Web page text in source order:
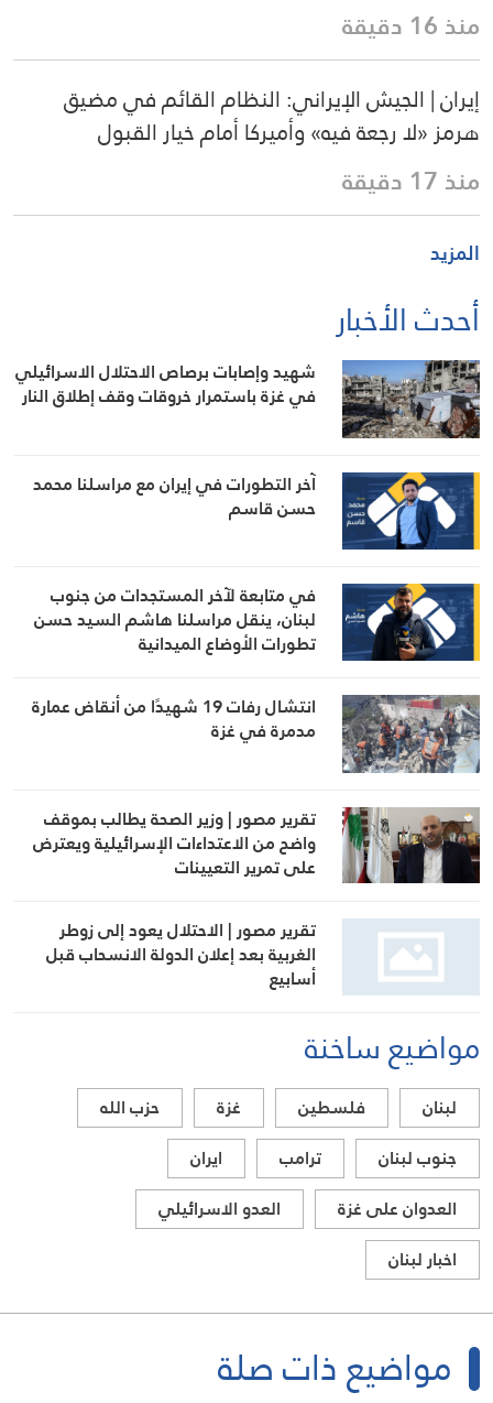
منذ 16 دقيقة
إيران | الجيش الإيراني: النظام القائم في مضيق
هرمز «لا رجعة فيه» وأميركا أمام خيار القبول
منذ 17 دقيقة
المزيد
أحدث الأخبار
شهيد وإصابات برصاص الاحتلال الاسرائيلي
في غزة باستمرار خروقات وقف إطلاق النار
آخر التطورات في إيران مع مراسلنا محمد
حسن قاسم
في متابعة لآخر المستجدات من جنوب
لبنان، ينقل مراسلنا هاشم السيد حسن
تطورات الأوضاع الميدانية
انتشال رفات 19 شهيدًا من أنقاض عمارة
مدمرة في غزة
تقرير مصور | وزير الصحة يطالب بموقف
واضح من الاعتداءات الإسرائيلية ويعترض
على تمرير التعيينات
تقرير مصور | الاحتلال يعود إلى زوطر
الغربية بعد إعلان الدولة الانسحاب قبل
أسابيع
مواضيع ساخنة
لبنان فلسطين غزة
حزب الله
جنوب لبنان
ترامب
ايران
العدوان على غزة
العدو الاسرائيلي
اخبار لبنان
مواضيع ذات صلة